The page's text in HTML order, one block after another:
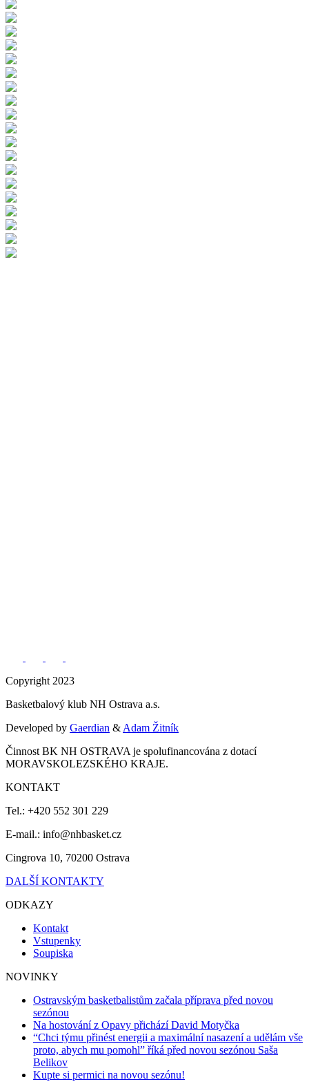
Copyright 2023
Basketbalový klub NH Ostrava a.s.
Developed by Gaerdian & Adam Žitník
Činnost BK NH OSTRAVA je spolufinancována z dotací
MORAVSKOLEZSKÉHO KRAJE.
KONTAKT
Tel.: +420 552 301 229
E-mail.: info@nhbasket.cz
Cingrova 10, 70200 Ostrava
DALŠÍ KONTAKTY
ODKAZY
Kontakt
Vstupenky
Soupiska
NOVINKY
Ostravským basketbalistům začala příprava před novou
sezónou
Na hostování z Opavy přichází David Motyčka
“Chci týmu přinést energii a maximální nasazení a udělám vše
proto, abych mu pomohl” říká před novou sezónou Saša
Belikov
Kupte si permici na novou sezónu!